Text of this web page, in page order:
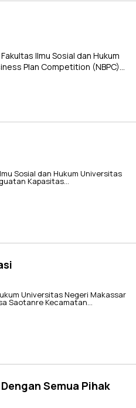
Ilmu Sosial dan Hukum
Plan Competition (NBPC)…
Sosial dan Hukum Universitas
Kapasitas…
Universitas Negeri Makassar
Saotanre Kecamatan…
Semua Pihak